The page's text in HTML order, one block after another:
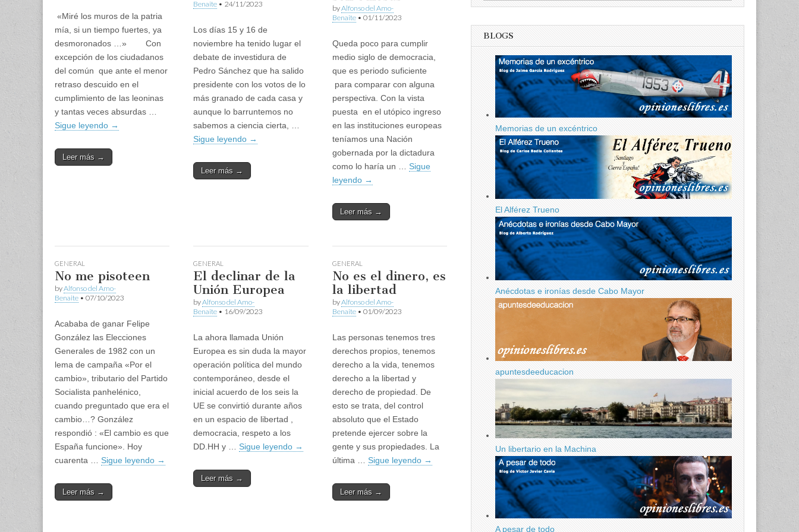
«Miré los muros de la patria
mía, si un tiempo fuertes, ya
desmoronados …» Con
excepción de los ciudadanos
del común que ante el menor
retraso descuido en el
cumplimiento de las leoninas
y tantas veces absurdas …
Sigue leyendo →
Leer más →
Benaite • 24/11/2023
Los días 15 y 16 de
noviembre ha tenido lugar el
debate de investidura de
Pedro Sánchez que ha salido
presidente con los votos de lo
más granado de cada casa y
aunque lo barruntemos no
sabemos a ciencia cierta, …
Sigue leyendo →
Leer más →
byAlfonso del Amo-
Benaite• 01/11/2023
Queda poco para cumplir
medio siglo de democracia,
que es periodo suficiente
para comparar con alguna
perspectiva. Con la vista
puesta en el utópico ingreso
en las instituciones europeas
teníamos una Nación
gobernada por la dictadura
como lo haría un … Sigue
leyendo →
Leer más →
GENERAL
No me pisoteen
byAlfonso del Amo-
Benaite • 07/10/2023
Acababa de ganar Felipe
González las Elecciones
Generales de 1982 con un
lema de campaña «Por el
cambio», tributario del Partido
Socialista panhelénico,
cuando preguntado que era el
cambio…? González
respondió : «El cambio es que
España funcione». Hoy
cuarenta … Sigue leyendo →
Leer más →
GENERAL
El declinar de la
Unión Europea
byAlfonso del Amo-
Benaite • 16/09/2023
La ahora llamada Unión
Europea es sin duda la mayor
operación política del mundo
contemporáneo, desde el
inicial acuerdo de los seis la
UE se convirtió durante años
en un espacio de libertad ,
democracia, respeto a los
DD.HH y … Sigue leyendo →
Leer más →
GENERAL
No es el dinero, es
la libertad
byAlfonso del Amo-
Benaite• 01/09/2023
Las personas tenemos tres
derechos propios, tenemos
derecho a la vida, tenemos
derecho a la libertad y
derecho de propiedad. De
esto se trata, del control
absoluto que el Estado
pretende ejercer sobre la
gente y sus propiedades. La
última … Sigue leyendo →
Leer más →
BLOGS
Memorias de un excéntrico
El Alférez Trueno
Anécdotas e ironías desde Cabo Mayor
apuntesdeeducacion
Un libertario en la Machina
A pesar de todo